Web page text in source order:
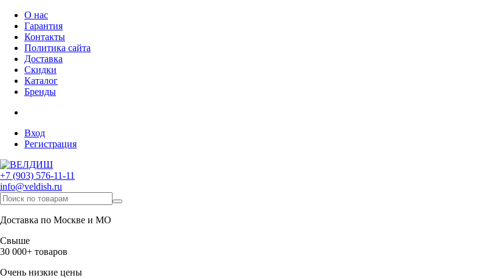
О нас
Гарантия
Контакты
Политика сайта
Доставка
Скидки
Каталог
Бренды
Вход
Регистрация
+7 (903) 576-11-11
info@veldish.ru
Доставка по Москве и МО
Свыше
30 000+ товаров
Очень низкие цены